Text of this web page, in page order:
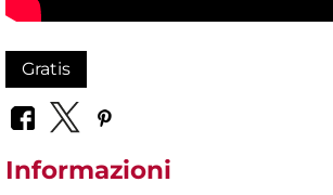
Gratis
Informazioni